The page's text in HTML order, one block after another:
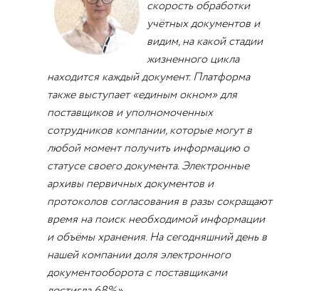
скорость обработки
учётных документов и
видим, на какой стадии
жизненного цикла
находится каждый документ. Платформа
также выступает «единым окном» для
поставщиков и уполномоченных
сотрудников компании, которые могут в
любой момент получить информацию о
статусе своего документа. Электронные
архивы первичных документов и
протоколов согласования в разы сокращают
время на поиск необходимой информации
и объёмы хранения. На сегодняшний день в
нашей компании доля электронного
документооборота с поставщиками